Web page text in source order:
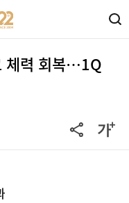
체력 회복…1Q